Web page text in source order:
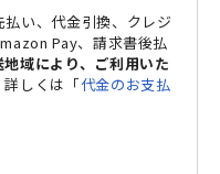
い、代金引換、クレジ
Pay、請求書後払
域により、ご利用いた
詳しくは「代金のお支払